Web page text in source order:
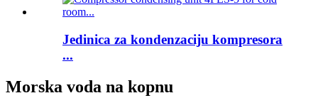
Jedinica za kondenzaciju kompresora
...
Morska voda na kopnu